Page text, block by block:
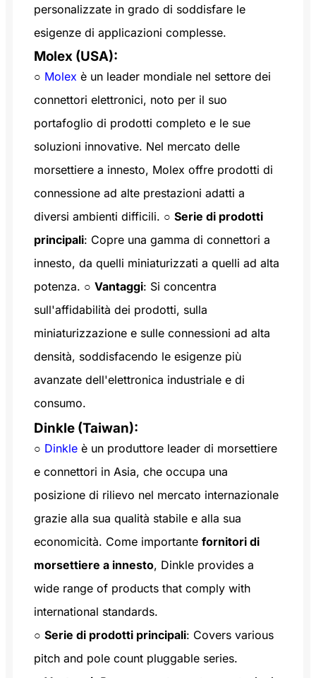
personalizzate in grado di soddisfare le
esigenze di applicazioni complesse.
Molex (USA):
○ Molex è un leader mondiale nel settore dei
connettori elettronici, noto per il suo
portafoglio di prodotti completo e le sue
soluzioni innovative. Nel mercato delle
morsettiere a innesto, Molex offre prodotti di
connessione ad alte prestazioni adatti a
diversi ambienti difficili. ○ Serie di prodotti
principali: Copre una gamma di connettori a
innesto, da quelli miniaturizzati a quelli ad alta
potenza. ○ Vantaggi: Si concentra
sull'affidabilità dei prodotti, sulla
miniaturizzazione e sulle connessioni ad alta
densità, soddisfacendo le esigenze più
avanzate dell'elettronica industriale e di
consumo.
Dinkle (Taiwan):
○ Dinkle è un produttore leader di morsettiere
e connettori in Asia, che occupa una
posizione di rilievo nel mercato internazionale
grazie alla sua qualità stabile e alla sua
economicità. Come importante fornitori di
morsettiere a innesto, Dinkle provides a
wide range of products that comply with
international standards.
○ Serie di prodotti principali: Covers various
pitch and pole count pluggable series.